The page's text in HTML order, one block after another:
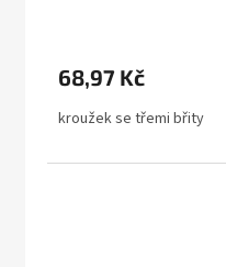
68,97 Kč
kroužek se třemi břity